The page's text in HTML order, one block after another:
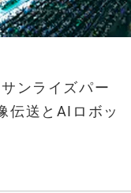
ンライズパー
伝送とAIロボッ